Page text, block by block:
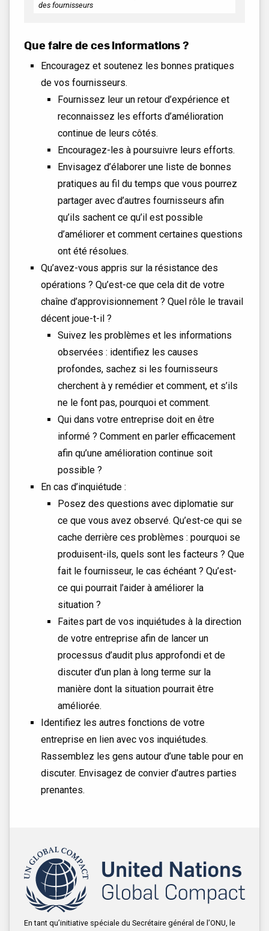
des fournisseurs
Que faire de ces informations ?
Encouragez et soutenez les bonnes pratiques
de vos fournisseurs.
Fournissez leur un retour d’expérience et
reconnaissez les efforts d’amélioration
continue de leurs côtés.
Encouragez-les à poursuivre leurs efforts.
Envisagez d’élaborer une liste de bonnes
pratiques au fil du temps que vous pourrez
partager avec d’autres fournisseurs afin
qu’ils sachent ce qu’il est possible
d’améliorer et comment certaines questions
ont été résolues.
Qu’avez-vous appris sur la résistance des
opérations ? Qu’est-ce que cela dit de votre
chaîne d’approvisionnement ? Quel rôle le travail
décent joue-t-il ?
Suivez les problèmes et les informations
observées : identifiez les causes
profondes, sachez si les fournisseurs
cherchent à y remédier et comment, et s’ils
ne le font pas, pourquoi et comment.
Qui dans votre entreprise doit en être
informé ? Comment en parler efficacement
afin qu’une amélioration continue soit
possible ?
En cas d’inquiétude :
Posez des questions avec diplomatie sur
ce que vous avez observé. Qu’est-ce qui se
cache derrière ces problèmes : pourquoi se
produisent-ils, quels sont les facteurs ? Que
fait le fournisseur, le cas échéant ? Qu’est-
ce qui pourrait l’aider à améliorer la
situation ?
Faites part de vos inquiétudes à la direction
de votre entreprise afin de lancer un
processus d’audit plus approfondi et de
discuter d’un plan à long terme sur la
manière dont la situation pourrait être
améliorée.
Identifiez les autres fonctions de votre
entreprise en lien avec vos inquiétudes.
Rassemblez les gens autour d’une table pour en
discuter. Envisagez de convier d’autres parties
prenantes.
En tant qu’initiative spéciale du Secrétaire général de l’ONU, le